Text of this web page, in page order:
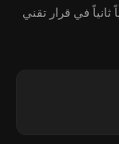
ثانياً في قرار تقني